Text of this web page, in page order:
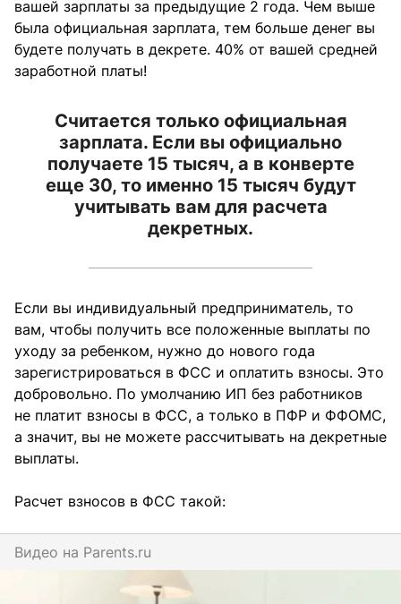
вашей зарплаты за предыдущие 2 года. Чем выше
была официальная зарплата, тем больше денег вы
будете получать в декрете. 40% от вашей средней
заработной платы!
Считается только официальная
зарплата. Если вы официально
получаете 15 тысяч, а в конверте
еще 30, то именно 15 тысяч будут
учитывать вам для расчета
декретных.
Если вы индивидуальный предприниматель, то
вам, чтобы получить все положенные выплаты по
уходу за ребенком, нужно до нового года
зарегистрироваться в ФСС и оплатить взносы. Это
добровольно. По умолчанию ИП без работников
не платит взносы в ФСС, а только в ПФР и ФФОМС,
а значит, вы не можете рассчитывать на декретные
выплаты.
Расчет взносов в ФСС такой:
Видео на parents.ru